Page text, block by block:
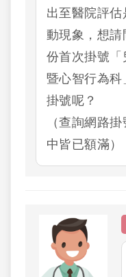
出至醫院評估
動現象，想請
份首次掛號「
暨心智行為科
掛號呢？
（查詢網路掛
中皆已額滿）